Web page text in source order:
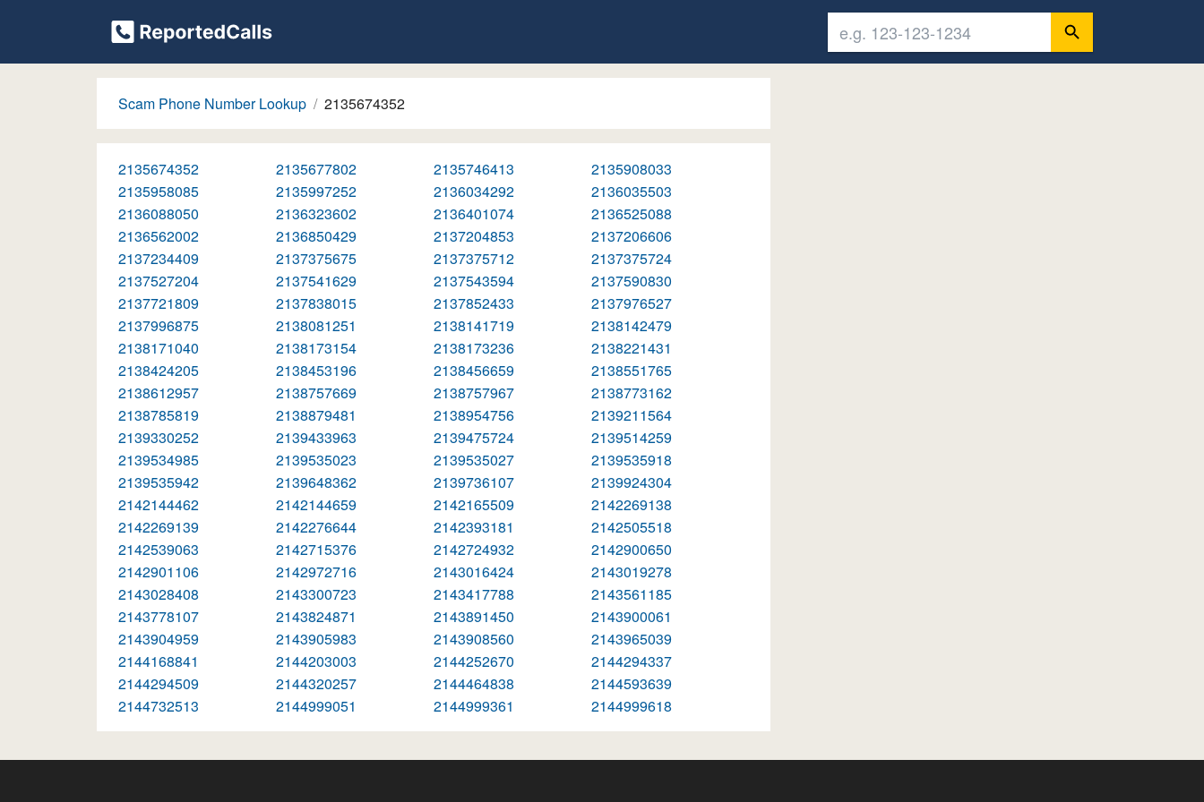
Scam Phone Number Lookup 2135674352
2135674352 2135677802 2135746413
2135908033
2135958085
2135997252 2136034292
2136035503
2136088050
2136323602 2136401074
2136525088
2136562002
2136850429 2137204853
2137206606
2137234409
2137375675 2137375712
2137375724
2137527204
2137541629 2137543594
2137590830
2137721809
2137838015 2137852433
2137976527
2137996875
2138081251 2138141719
2138142479
2138171040
2138173154 2138173236
2138221431
2138424205
2138453196 2138456659
2138551765
2138612957
2138757669 2138757967
2138773162
2138785819
2138879481 2138954756
2139211564
2139330252
2139433963 2139475724
2139514259
2139534985
2139535023 2139535027
2139535918
2139535942
2139648362 2139736107
2139924304
2142144462
2142144659 2142165509
2142269138
2142269139
2142276644 2142393181
2142505518
2142539063
2142715376 2142724932
2142900650
2142901106
2142972716 2143016424
2143019278
2143028408
2143300723 2143417788
2143561185
2143778107
2143824871 2143891450
2143900061
2143904959
2143905983 2143908560
2143965039
2144168841
2144203003 2144252670
2144294337
2144294509
2144320257 2144464838
2144593639
2144732513
2144999051 2144999361 2144999618